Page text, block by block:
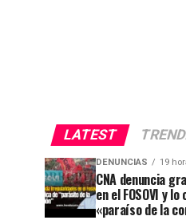
LATEST
DENUNCIAS 19
CNA denuncia
en el FOSOVI y
«paraíso de la